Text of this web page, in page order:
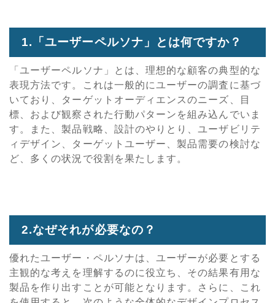
1.「ユーザーペルソナ」とは何ですか？
「ユーザーペルソナ」とは、理想的な顧客の典型的な
表現方法です。これは一般的にユーザーの調査に基づ
いており、ターゲットオーディエンスのニーズ、目
標、および観察された行動パターンを組み込んでいま
す。また、製品戦略、設計のやりとり、ユーザビリテ
ィデザイン、ターゲットユーザー、製品需要の検討な
ど、多くの状況で役割を果たします。
2.なぜそれが必要なの？
優れたユーザー・ペルソナは、ユーザーが必要とする
主観的な考えを理解するのに役立ち、その結果有用な
製品を作り出すことが可能となります。さらに、これ